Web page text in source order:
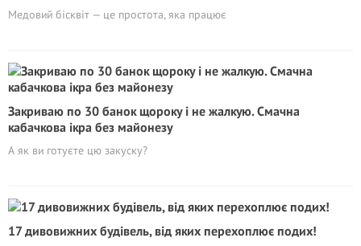
Медовий бісквіт — це простота, яка працює
Закриваю по 30 банок щороку і не жалкую. Смачна
кабачкова ікра без майонезу
А як ви готуєте цю закуску?
17 дивовижних будівель, від яких перехоплює подих!